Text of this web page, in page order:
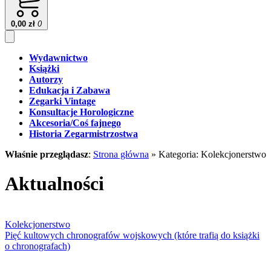
0,00 zł 0
Wydawnictwo
Książki
Autorzy
Edukacja i Zabawa
Zegarki Vintage
Konsultacje Horologiczne
Akcesoria/Coś fajnego
Historia Zegarmistrzostwa
Właśnie przeglądasz: Strona główna » Kategoria: Kolekcjonerstwo
Aktualności
Kolekcjonerstwo
Pięć kultowych chronografów wojskowych (które trafią do książki
o chronografach)